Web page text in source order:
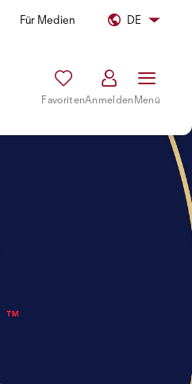
Für Medien DE
FavoritenAnmeldenMenü